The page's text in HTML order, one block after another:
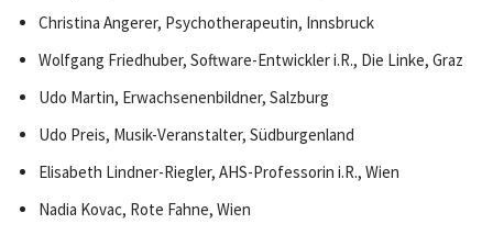
Christina Angerer, Psychotherapeutin, Innsbruck
Wolfgang Friedhuber, Software-Entwickler i.R., Die Linke, Graz
Udo Martin, Erwachsenenbildner, Salzburg
Udo Preis, Musik-Veranstalter, Südburgenland
Elisabeth Lindner-Riegler, AHS-Professorin i.R., Wien
Nadia Kovac, Rote Fahne, Wien